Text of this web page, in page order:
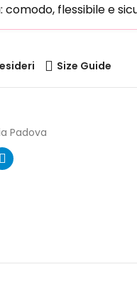
flessibile e
Size Guide
Padova